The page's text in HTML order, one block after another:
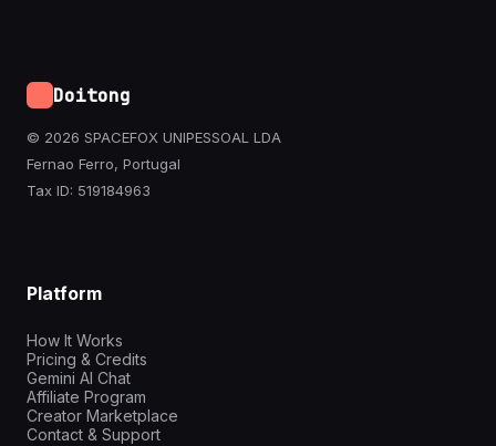
Doitong
© 2026 SPACEFOX UNIPESSOAL LDA
Fernao Ferro, Portugal
Tax ID: 519184963
Platform
How It Works
Pricing & Credits
Gemini AI Chat
Affiliate Program
Creator Marketplace
Contact & Support